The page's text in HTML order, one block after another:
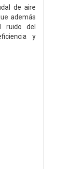
de aire
además
ruido del
y